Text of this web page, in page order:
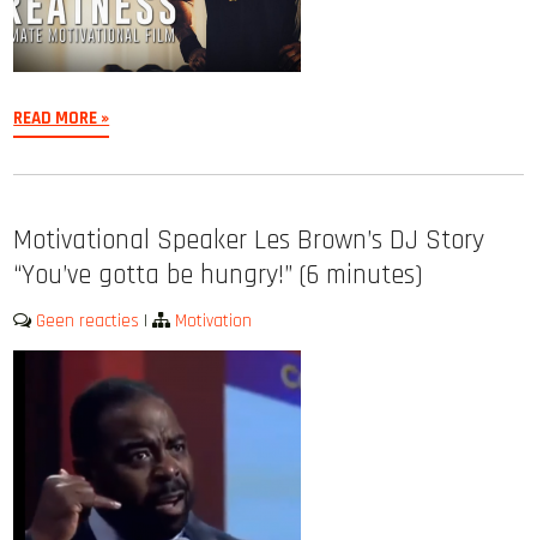
READ MORE »
Motivational Speaker Les Brown’s DJ Story
“You’ve gotta be hungry!” (6 minutes)
Geen reacties | Motivation